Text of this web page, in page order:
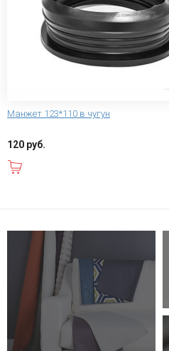
Манжет 123*110 в чугун
120 руб.